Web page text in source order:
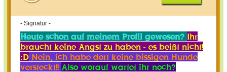
- Signatur -
Heute schon auf meinem Profil gewesen? Ihr
braucht keine Angst zu haben - es beißt nicht!
:D Nein, ich habe dort keine bissigen Hunde
versteckt!! Also worauf wartet ihr noch?